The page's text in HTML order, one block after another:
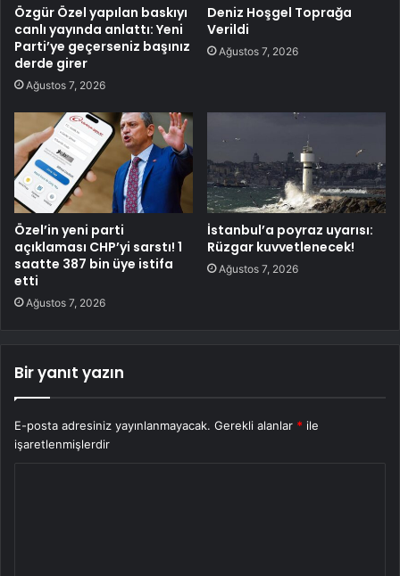
Özgür Özel yapılan baskıyı
canlı yayında anlattı: Yeni
Parti’ye geçerseniz başınız
derde girer
Ağustos 7, 2026
Deniz Hoşgel Toprağa
Verildi
Ağustos 7, 2026
Özel’in yeni parti
açıklaması CHP’yi sarstı! 1
saatte 387 bin üye istifa
etti
Ağustos 7, 2026
İstanbul’a poyraz uyarısı:
Rüzgar kuvvetlenecek!
Ağustos 7, 2026
Bir yanıt yazın
E-posta adresiniz yayınlanmayacak. Gerekli alanlar * ile
işaretlenmişlerdir